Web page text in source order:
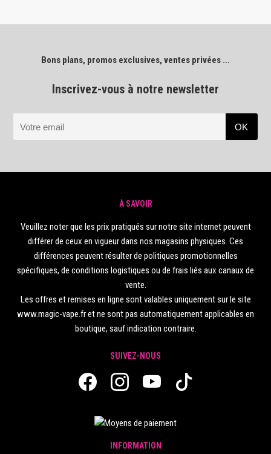
Bons plans, promos exclusives, ventes privées ...
Inscrivez-vous à notre newsletter
À SAVOIR
Veuillez noter que les prix pratiqués sur notre site internet peuvent
différer de ceux en vigueur dans nos magasins physiques. Ces
différences peuvent résulter de politiques promotionnelles
spécifiques, de conditions logistiques ou de frais liés aux canaux de
vente.
Les offres et remises en ligne sont valables uniquement sur le site
www.magic-vape.fr et ne sont pas automatiquement applicables en
boutique, sauf indication contraire.
SUIVEZ-NOUS
INFORMATION